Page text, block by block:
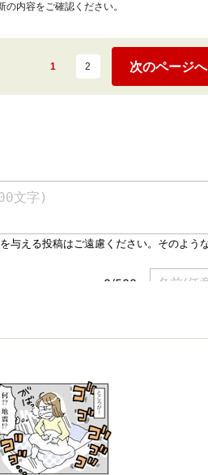
内容をご確認ください。
1 2 次のページへ